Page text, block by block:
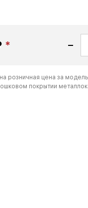
розничная цена за
покрытии